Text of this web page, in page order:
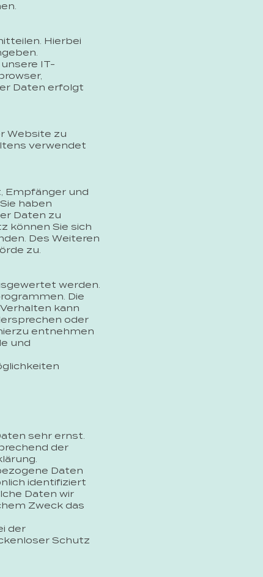
Hierbei
IT-
Daten erfolgt
Website zu
verwendet
Empfänger und
haben
Daten zu
können Sie sich
Des Weiteren
zu.
werden.
Die
kann
oder
entnehmen
und
sehr ernst.
der
Daten
identifiziert
Daten wir
Zweck das
der
Schutz